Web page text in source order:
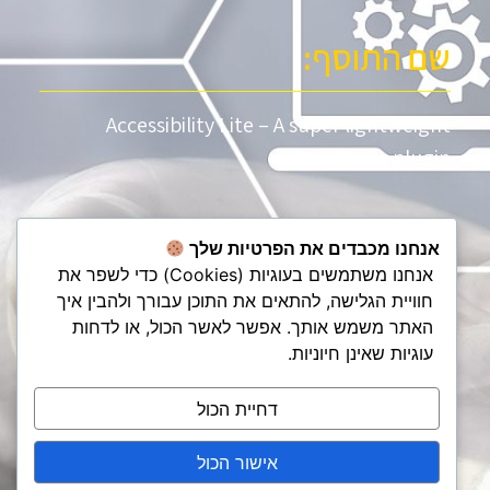
שם התוסף:
Accessibility Lite – A super lightweight
WordPress plugin
למען הסר ספק:
יתכן ויהיו מקטעים או עמודים באתר זה שתוסף
ההנגשה לא יעבוד כראוי. במקרה כזה נשמח לקבל
הודעת מייל ונעשה כל שביכולתנו לתקן את
התקבלה תוך זמן קצר.
פניות בנושא זה יש לעשות לכתובת המייל המצויין
למעלה.
אנחנו מכבדים את הפרטיות שלך
אנחנו משתמשים בעוגיות (Cookies) כדי לשפר את
חוויית הגלישה, להתאים את התוכן עבורך ולהבין איך
האתר משמש אותך. אפשר לאשר הכול, או לדחות
עוגיות שאינן חיוניות.
דחיית הכול
אישור הכול